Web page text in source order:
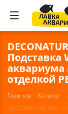
Подставка
аквариума
отделкой
Главная - Каталог -
DECONATURE ARG